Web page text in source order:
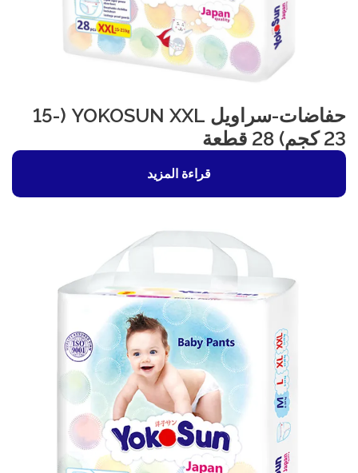
حفاضات-سراويل YOKOSUN XXL (15-
23 كجم) 28 قطعة
قراءة المزيد